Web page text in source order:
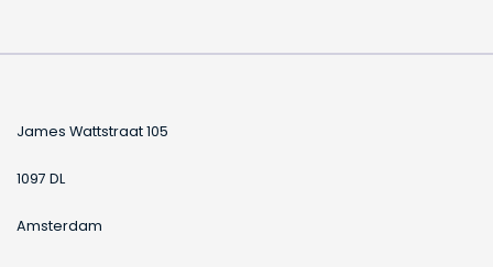
James Wattstraat 105
1097 DL
Amsterdam